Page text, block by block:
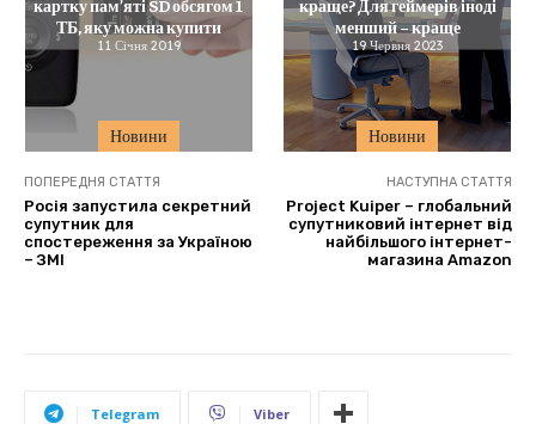
Новини
картку пам’яті SD обсягом 1
ТБ, яку можна купити
11 Січня 2019
Новини
краще? Для геймерів іноді
менший – краще
19 Червня 2023
ПОПЕРЕДНЯ СТАТТЯ
Росія запустила секретний
супутник для
спостереження за Україною
– ЗМІ
НАСТУПНА СТАТТЯ
Project Kuiper – глобальний
супутниковий інтернет від
найбільшого інтернет-
магазина Amazon
Telegram Viber